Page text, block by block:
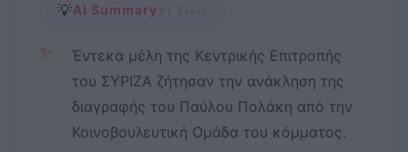
💡AI Summary by Libre
✨
Έντεκα μέλη της Κεντρικής Επιτροπής
του ΣΥΡΙΖΑ ζήτησαν την ανάκληση της
διαγραφής του Παύλου Πολάκη από την
Κοινοβουλευτική Ομάδα του κόμματος.